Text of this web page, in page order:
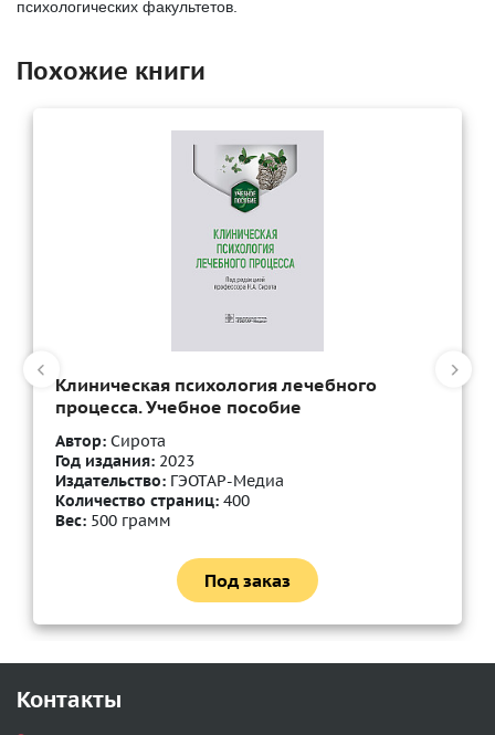
психологических факультетов.
Похожие книги
Клиническая психология лечебного
процесса. Учебное пособие
Автор: Сирота
Год издания: 2023
Издательство: ГЭОТАР-Медиа
Количество страниц: 400
Вес: 500 грамм
Под заказ
Контакты